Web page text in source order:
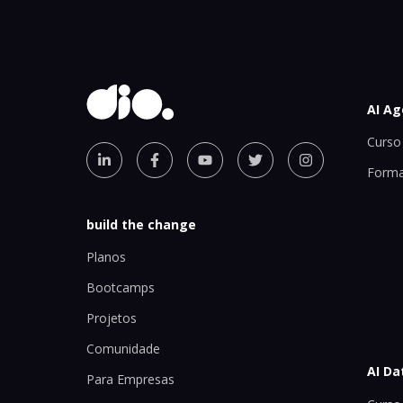
build the change
Planos
Bootcamps
Projetos
Comunidade
Para Empresas
AI
AI